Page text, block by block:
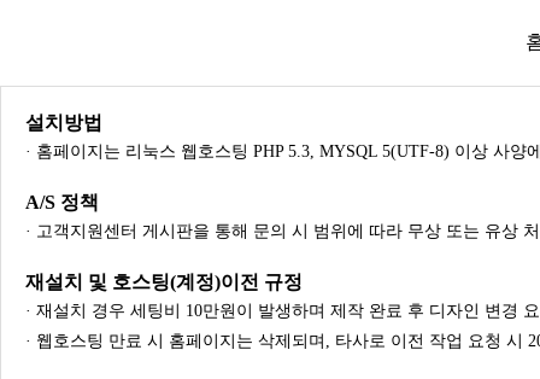
설치방법
· 홈페이지는 리눅스 웹호스팅 PHP 5.3, MYSQL 5(UTF-8) 이상 사양
A/S 정책
· 고객지원센터 게시판을 통해 문의 시 범위에 따라 무상 또는 유상
재설치 및 호스팅(계정)이전 규정
· 재설치 경우 세팅비 10만원이 발생하며 제작 완료 후 디자인 변경
· 웹호스팅 만료 시 홈페이지는 삭제되며, 타사로 이전 작업 요청 시